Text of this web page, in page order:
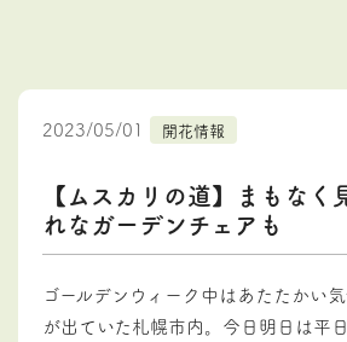
2023/05/01 開花情報
【ムスカリの道】まもなく
れなガーデンチェアも
ゴールデンウィーク中はあたたかい
が出ていた札幌市内。今日明日は平